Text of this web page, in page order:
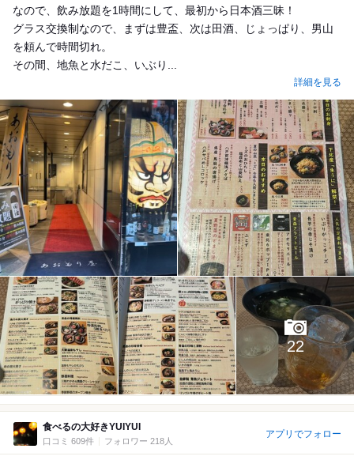
なので、飲み放題を1時間にして、最初から日本酒三昧！
グラス交換制なので、まずは豊盃、次は田酒、じょっぱり、男山
を頼んで時間切れ。
その間、地魚と水だこ、いぶり...
詳細を見る
22
食べるの大好きYUIYUI
口コミ 609件 フォロワー 218人
アプリでフォロー